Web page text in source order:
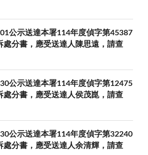
公示送達本署114年度偵字第45387
處分書，應受送達人陳思遠，請查
公示送達本署114年度偵字第12475
處分書，應受送達人侯茂崑，請查
公示送達本署114年度偵字第32240
處分書，應受送達人余清輝，請查